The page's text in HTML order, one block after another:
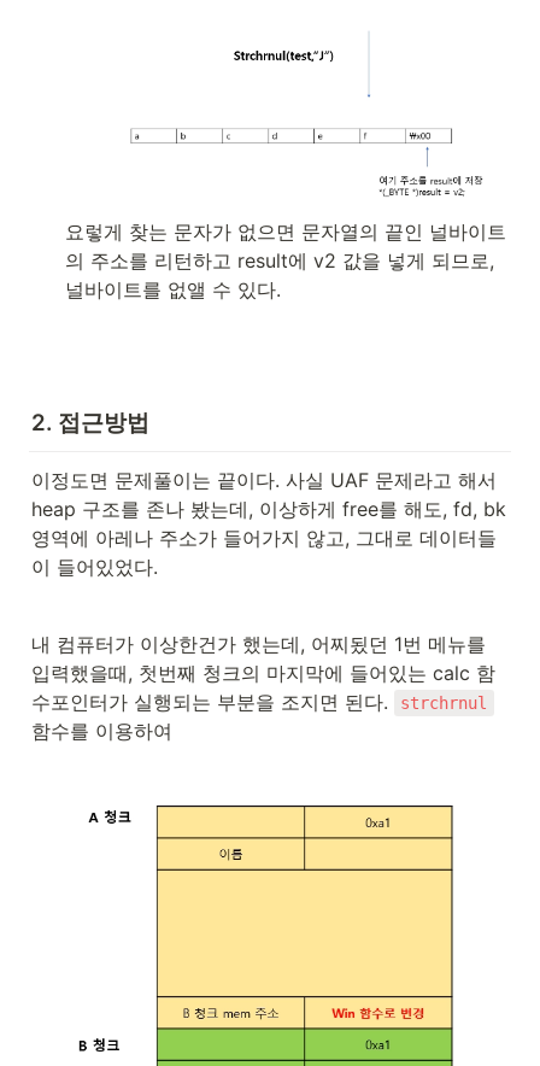
요렇게 찾는 문자가 없으면 문자열의 끝인 널바이트
의 주소를 리턴하고 result에 v2 값을 넣게 되므로,
널바이트를 없앨 수 있다.
2. 접근방법
이정도면 문제풀이는 끝이다. 사실 UAF 문제라고 해서
heap 구조를 존나 봤는데, 이상하게 free를 해도, fd, bk
영역에 아레나 주소가 들어가지 않고, 그대로 데이터들
이 들어있었다.
내 컴퓨터가 이상한건가 했는데, 어찌됬던 1번 메뉴를
입력했을때, 첫번째 청크의 마지막에 들어있는 calc 함
수포인터가 실행되는 부분을 조지면 된다.
strchrnul
함수를 이용하여